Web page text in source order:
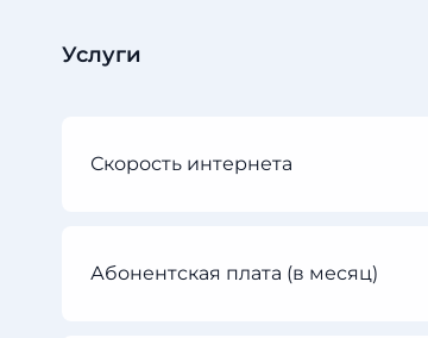
Услуги
Скорость интернета
Абонентская плата (в месяц)